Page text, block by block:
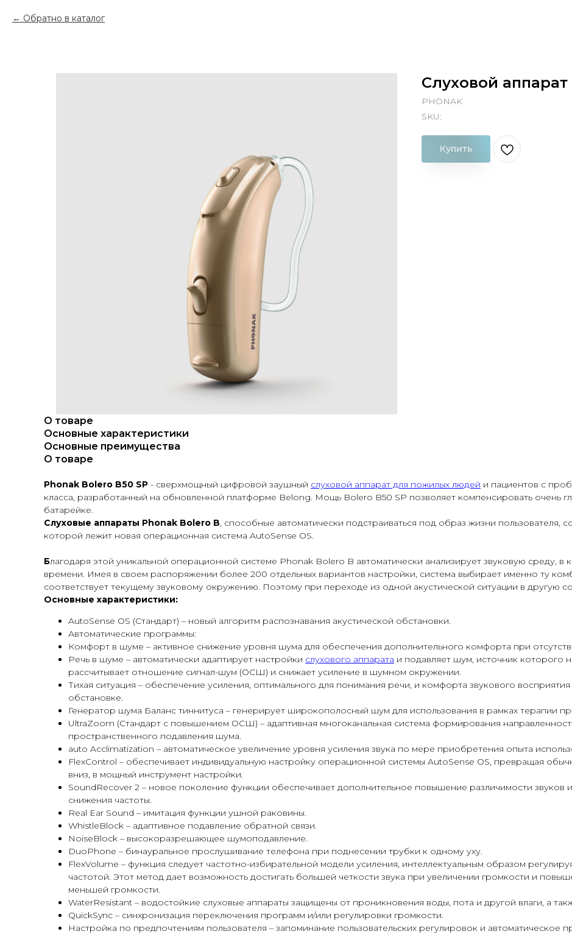
Обратно в каталог
Слуховой
PHONAK
SKU:
Купить
О товаре
Основные характеристики
Основные преимущества
О товаре
Phonak Bolero B50 SP - сверхмощный цифровой заушный слуховой аппарат для пожилых людей и пациентов с
класса, разработанный на обновленной платформе Belong. Мощь Bolero B50 SP позволяет компенсировать очень
батарейке.
Слуховые аппараты Phonak Bolero B, способные автоматически подстраиваться под образ жизни пользователя,
которой лежит новая операционная система AutoSense OS.
Благодаря этой уникальной операционной системе Phonak Bolero B автоматически анализирует звуковую среду, в
времени. Имея в своем распоряжении более 200 отдельных вариантов настройки, система выбирает именно ту
соответствует текущему звуковому окружению. Поэтому при переходе из одной акустической ситуации в другую
Основные характеристики:
AutoSense OS (Стандарт) – новый алгоритм распознавания акустической обстановки.
Автоматические программы:
Комфорт в шуме – активное снижение уровня шума для обеспечения дополнительного комфорта при
Речь в шуме – автоматически адаптирует настройки слухового аппарата и подавляет шум, источник которого
рассчитывает отношение сигнал-шум (ОСШ) и снижает усиление в шумном окружении.
Тихая ситуация – обеспечение усиления, оптимального для понимания речи, и комфорта звукового
обстановке.
Генератор шума Баланс тиннитуса – генерирует широкополосный шум для использования в рамках терапии
UltraZoom (Стандарт с повышением ОСШ) – адаптивная многоканальная система формирования
пространственного подавления шума.
auto Acclimatization – автоматическое увеличение уровня усиления звука по мере приобретения опыта
FlexControl – обеспечивает индивидуальную настройку операционной системы AutoSense OS, превращая
вниз, в мощный инструмент настройки.
SoundRecover 2 – новое поколение функции обеспечивает дополнительное повышение различимости звуков
снижения частоты.
Real Ear Sound – имитация функции ушной раковины.
WhistleBlock – адаптивное подавление обратной связи.
NoiseBlock – высокоразрешающее шумоподавление.
DuoPhone – бинауральное прослушивание телефона при поднесении трубки к одному уху.
FlexVolume – функция следует частотно-избирательной модели усиления, интеллектуальным образом
частотой. Этот метод дает возможность достигать большей четкости звука при увеличении громкости и
меньшей громкости.
WaterResistant – водостойкие слуховые аппараты защищены от проникновения воды, пота и другой влаги, а
QuickSync – синхронизация переключения программ и/или регулировки громкости.
Настройка по предпочтениям пользователя – запоминание пользовательских регулировок и автоматическое